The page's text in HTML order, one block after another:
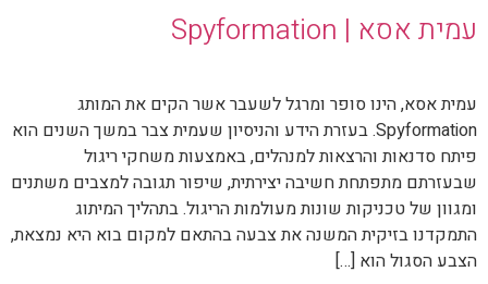
עמית אסא | Spyformation
עמית אסא, הינו סופר ומרגל לשעבר אשר הקים את המותג
Spyformation. בעזרת הידע והניסיון שעמית צבר במשך השנים הוא
פיתח סדנאות והרצאות למנהלים, באמצעות משחקי ריגול
שבעזרתם מתפתחת חשיבה יצירתית, שיפור תגובה למצבים משתנים
ומגוון של טכניקות שונות מעולמות הריגול. בתהליך המיתוג
התמקדנו בזיקית המשנה את צבעה בהתאם למקום בוא היא נמצאת,
הצבע הסגול הוא […]